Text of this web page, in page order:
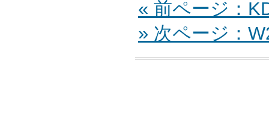
« 前ページ：
» 次ページ：